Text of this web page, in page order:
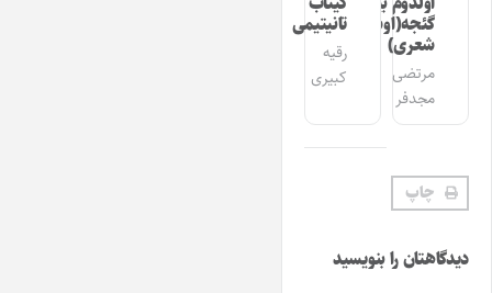
گئجه(اوشاق
شعری)
مرتضی
مجدفر
تانیتیمی
رقیه
کبیری
چاپ
دیدگاهتان را بنویسید